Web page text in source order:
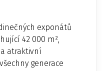
exponátů
42 000 m²,
atraktivní
generace